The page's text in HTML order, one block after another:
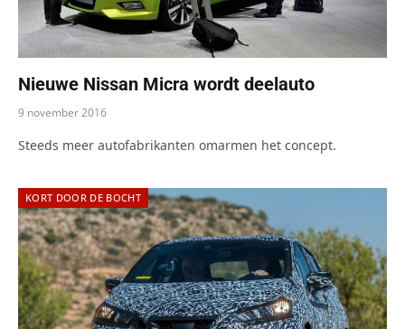
Nieuwe Nissan Micra wordt deelauto
9 november 2016
Steeds meer autofabrikanten omarmen het concept.
KORT DOOR DE BOCHT